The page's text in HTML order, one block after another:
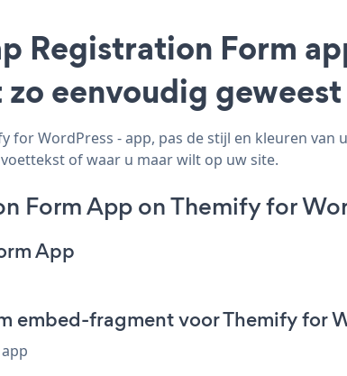
Registration Form
eenvoudig geweest
for WordPress - app, pas de stijl en kleuren
of waar u maar wilt op uw site.
Form App on Themify for
App
embed-fragment voor Themify for